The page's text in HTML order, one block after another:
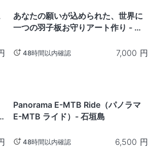
あなたの願いが込められた、世界に
一つの羽子板お守りアート作り - 静
48時間以内確認 7,000 円
Panorama E-MTB Ride（パノラマ
E-MTB ライド）- 石垣島
48時間以内確認 6,500 円